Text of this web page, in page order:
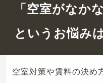
「空室がなか
というお悩み
空室対策や賃料の決め